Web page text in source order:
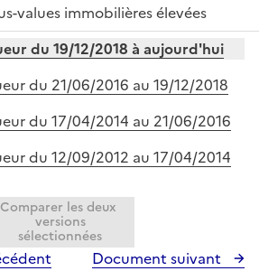
values immobilières élevées
du 19/12/2018 à aujourd'hui
du 21/06/2016 au 19/12/2018
du 17/04/2014 au 21/06/2016
du 12/09/2012 au 17/04/2014
Comparer les deux
versions
sélectionnées
Document suivant